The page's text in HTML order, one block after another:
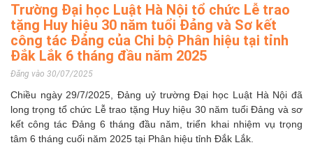
Trường Đại học Luật Hà Nội tổ chức Lễ trao
tặng Huy hiệu 30 năm tuổi Đảng và Sơ kết
công tác Đảng của Chi bộ Phân hiệu tại tỉnh
Đắk Lắk 6 tháng đầu năm 2025
Đăng vào 30/07/2025
Chiều ngày 29/7/2025, Đảng uỷ trường Đại học Luật Hà Nội đã
long trọng tổ chức Lễ trao tặng Huy hiệu 30 năm tuổi Đảng và sơ
kết công tác Đảng 6 tháng đầu năm, triển khai nhiệm vụ trọng
tâm 6 tháng cuối năm 2025 tại Phân hiệu tỉnh Đắk Lắk.